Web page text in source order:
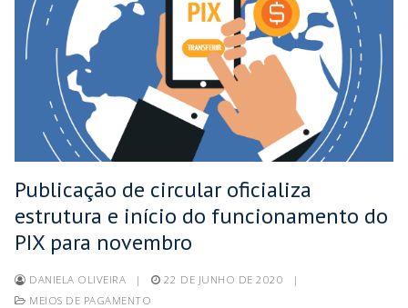
Publicação de circular oficializa
estrutura e início do funcionamento do
PIX para novembro
DANIELA OLIVEIRA | 22 DE JUNHO DE 2020
|
MEIOS DE PAGAMENTO